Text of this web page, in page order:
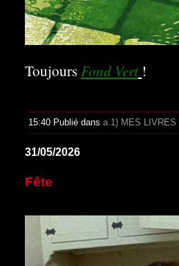
ToujoursFond Vert !
15:40 Publié dans a.1) MES LIVRES
31/05/2026
Fête